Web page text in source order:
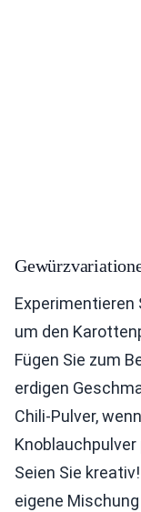
Experimentieren
um den
Fügen Sie zum
erdigen
Chili-Pulver,
Seien Sie
eigene